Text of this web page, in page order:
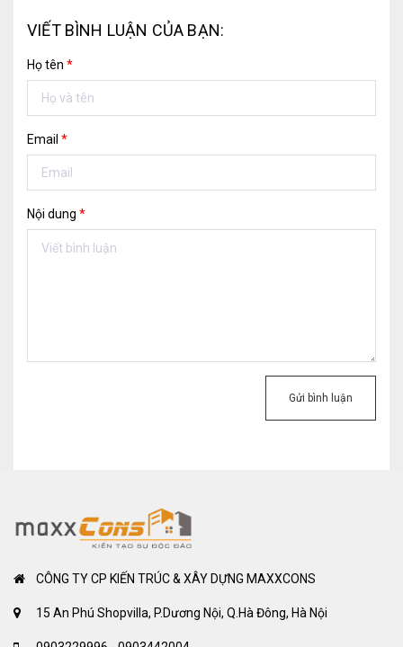
VIẾT BÌNH LUẬN CỦA BẠN:
Họ tên *
Email *
Nội dung *
Gửi bình luận
CÔNG TY CP KIẾN TRÚC & XÂY DỰNG MAXXCONS
15 An Phú Shopvilla, P.Dương Nội, Q.Hà Đông, Hà Nội